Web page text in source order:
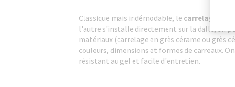
Classique mais indémodable, le carrelage
l'autre s'installe directement sur la dalle, en
matériaux (carrelage en grès cérame ou
couleurs, dimensions et formes de carreaux.
résistant au gel et facile d'entretien.